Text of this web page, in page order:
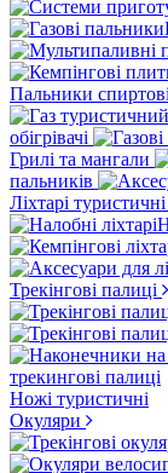
Пальники спиртові
обігрівачі
Грилі та мангали
пальників
Ліхтарі туристичні
Трекінгові палиці
трекингові палиці
Ножі туристичні
Окуляри